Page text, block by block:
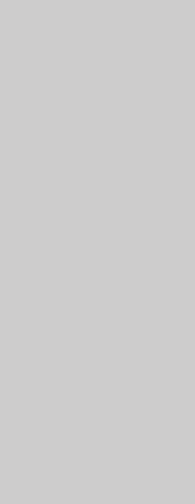
Familie Michels;
Markus
Meyer; Alfons
Sebastian
Kerstin,
Folkers; Andre
Sander; Lothar
Ralf Wisotzky;
Ingrid, Fredy,
Karl & Tea
Specht;
Jens Kirchhoff; Lutz
- 1.Herren, 2.
F1-JSG Sande
Wynn
Cordsen; Alte
Drescher, Uwe Eilers,
Heybl, Jan-Knut
Björn Knust, Patrick
Riedel, Kai
Thorsten Wiesner,
Marco,
Reinhard Meyer;